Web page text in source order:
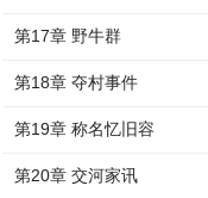
第17章 野牛群
第18章 夺村事件
第19章 称名忆旧容
第20章 交河家讯